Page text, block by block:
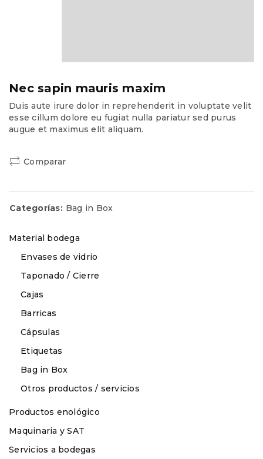
Material bodega
Envases de vidrio
Taponado / Cierre
Cajas
Barricas
Cápsulas
Etiquetas
Bag in Box
Otros productos / servicios
Productos enológico
Maquinaria y SAT
Servicios a bodegas
Nec sapin mauris maxim
Duis aute irure dolor in reprehenderit in voluptate velit
esse cillum dolore eu fugiat nulla pariatur sed purus
augue et maximus elit aliquam.
Comparar
Categorías: Bag in Box